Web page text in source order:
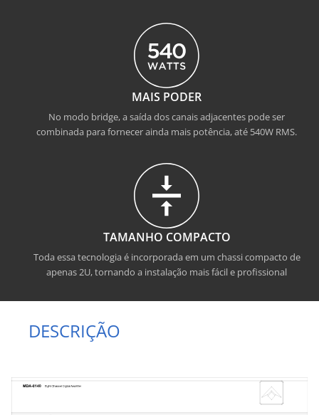
MAIS PODER
No modo bridge, a saída dos canais adjacentes pode ser
combinada para fornecer ainda mais potência, até 540W RMS.
TAMANHO COMPACTO
Toda essa tecnologia é incorporada em um chassi compacto de
apenas 2U, tornando a instalação mais fácil e profissional
DESCRIÇÃO